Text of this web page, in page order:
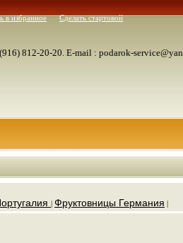
в избранное Сделать стартовой
812-20-20.E-mail : podarok-
| Фруктовницы Германия |